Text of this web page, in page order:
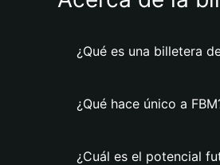
¿Qué es una billetera
¿Qué hace único a
¿Cuál es el potencial